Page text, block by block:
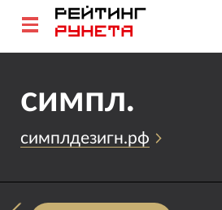
симпл.
симплдезигн.рф